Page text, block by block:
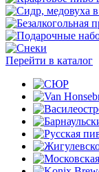
Перейти в каталог